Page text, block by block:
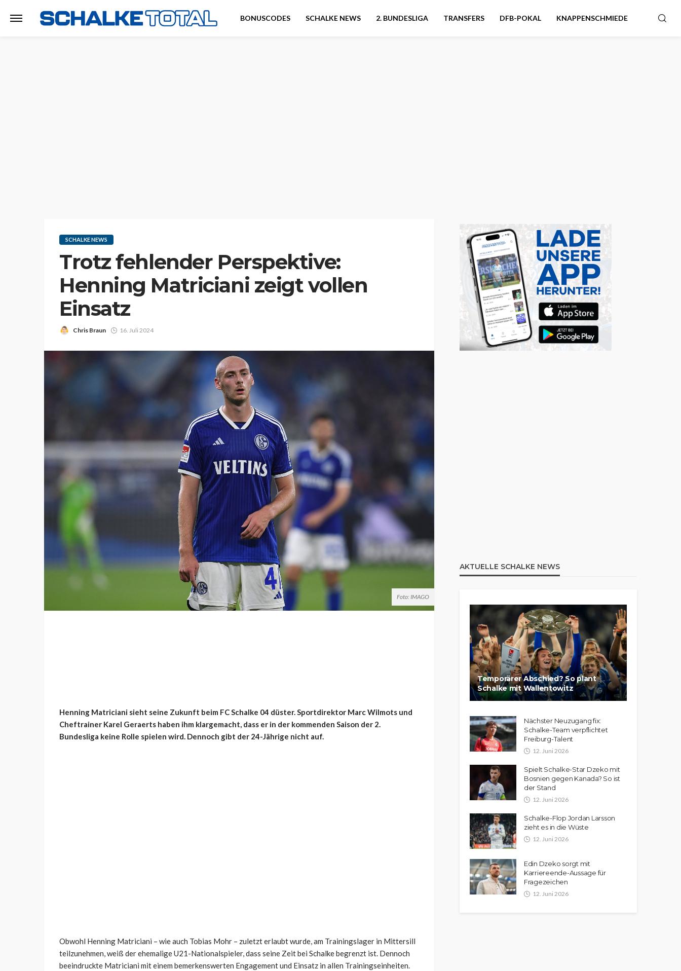
BONUSCODES SCHALKE NEWS 2. BUNDESLIGA TRANSFERS DFB-POKAL KNAPPENSCHMIEDE
SCHALKE NEWS
Trotz fehlender Perspektive:
Henning Matriciani zeigt vollen
Einsatz
Chris Braun 16. Juli 2024
Foto: IMAGO
Henning Matriciani sieht seine Zukunft beim FC Schalke 04 düster. Sportdirektor Marc Wilmots und
Cheftrainer Karel Geraerts haben ihm klargemacht, dass er in der kommenden Saison der 2.
Bundesliga keine Rolle spielen wird. Dennoch gibt der 24-Jährige nicht auf.
Obwohl Henning Matriciani – wie auch Tobias Mohr – zuletzt erlaubt wurde, am Trainingslager in Mittersill
teilzunehmen, weiß der ehemalige U21-Nationalspieler, dass seine Zeit bei Schalke begrenzt ist. Dennoch
beeindruckte Matriciani mit einem bemerkenswerten Engagement und Einsatz in allen Trainingseinheiten.
AKTUELLE SCHALKE NEWS
Temporärer Abschied? So plant
Schalke mit Wallentowitz
Nächster Neuzugang fix:
Schalke-Team verpflichtet
Freiburg-Talent
12. Juni 2026
Spielt Schalke-Star Dzeko mit
Bosnien gegen Kanada? So ist
der Stand
12. Juni 2026
Schalke-Flop Jordan Larsson
zieht es in die Wüste
12. Juni 2026
Edin Dzeko sorgt mit
Karriereende-Aussage für
Fragezeichen
12. Juni 2026